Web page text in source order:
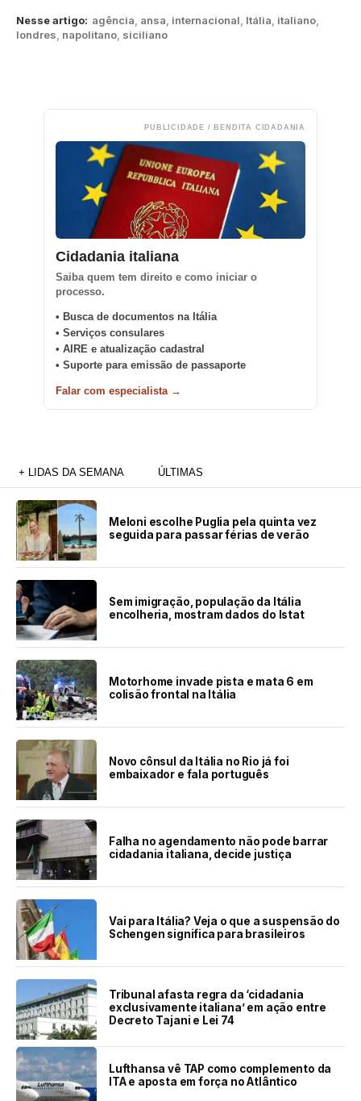
Nesse artigo: agência ansa internacional Itália italiano
londres napolitano siciliano
PUBLICIDADE / BENDITA CIDADANIA
Cidadania italiana
Saiba quem tem direito e como iniciar o
processo.
• Busca de documentos na Itália
• Serviços consulares
• AIRE e atualização cadastral
• Suporte para emissão de passaporte
Falar com especialista →
+ LIDAS DA SEMANA ÚLTIMAS
Meloni escolhe Puglia pela quinta vez
seguida para passar férias de verão
Sem imigração, população da Itália
encolheria, mostram dados do Istat
Motorhome invade pista e mata 6 em
colisão frontal na Itália
Novo cônsul da Itália no Rio já foi
embaixador e fala português
Falha no agendamento não pode barrar
cidadania italiana, decide justiça
Vai para Itália? Veja o que a suspensão do
Schengen significa para brasileiros
Tribunal afasta regra da ‘cidadania
exclusivamente italiana’ em ação entre
Decreto Tajani e Lei 74
Lufthansa vê TAP como complemento da
ITA e aposta em força no Atlântico